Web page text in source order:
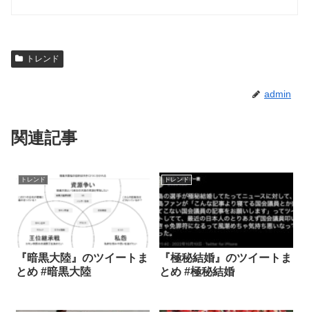
トレンド
admin
関連記事
トレンド
『暗黒大陸』のツイートま
とめ #暗黒大陸
トレンド
『極秘結婚』のツイートま
とめ #極秘結婚